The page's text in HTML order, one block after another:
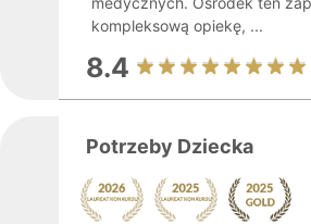
kompleksową opiekę, ...
8.4
Potrzeby Dziecka